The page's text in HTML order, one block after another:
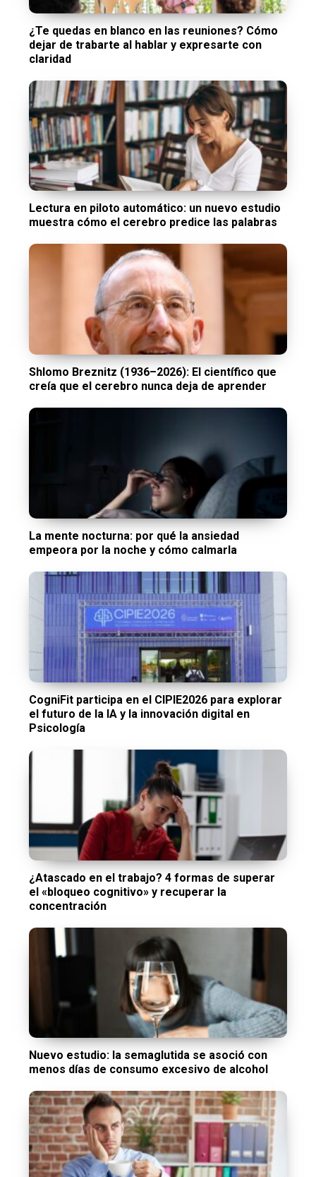
¿Te quedas en blanco en las reuniones? Cómo
dejar de trabarte al hablar y expresarte con
claridad
Lectura en piloto automático: un nuevo estudio
muestra cómo el cerebro predice las palabras
Shlomo Breznitz (1936–2026): El científico que
creía que el cerebro nunca deja de aprender
La mente nocturna: por qué la ansiedad
empeora por la noche y cómo calmarla
CogniFit participa en el CIPIE2026 para explorar
el futuro de la IA y la innovación digital en
Psicología
¿Atascado en el trabajo? 4 formas de superar
el «bloqueo cognitivo» y recuperar la
concentración
Nuevo estudio: la semaglutida se asoció con
menos días de consumo excesivo de alcohol